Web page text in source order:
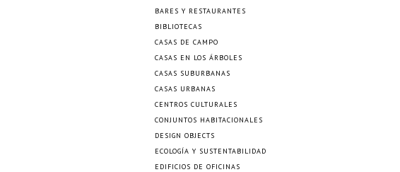
BARES Y RESTAURANTES
BIBLIOTECAS
CASAS DE CAMPO
CASAS EN LOS ÁRBOLES
CASAS SUBURBANAS
CASAS URBANAS
CENTROS CULTURALES
CONJUNTOS HABITACIONALES
DESIGN OBJECTS
ECOLOGÍA Y SUSTENTABILIDAD
EDIFICIOS DE OFICINAS